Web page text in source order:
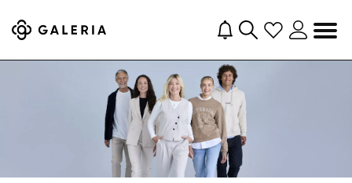
Navigation